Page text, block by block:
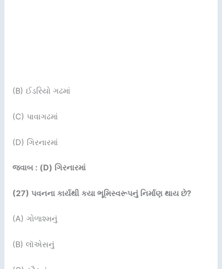
(B) ઈડરિયો ગઢમાં
(C) પાવાગઢમાં
(D) ગિરનારમાં
જવાબ : (D) ગિરનારમાં
(27) પવનના કાર્યથી કયા ભૂમિસ્વરૂપનું નિર્માણ થાય છે?
(A) ગોળાશ્મનું
(B) લૉએસનું